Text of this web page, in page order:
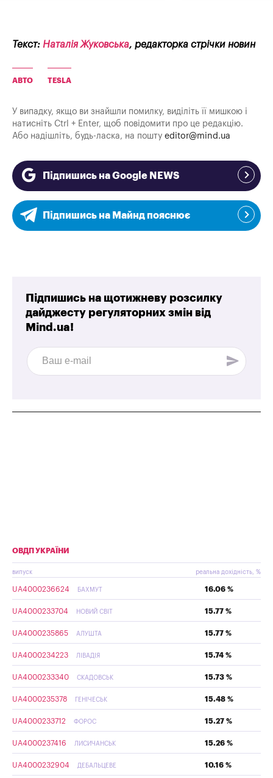
Текст: Наталія Жуковська, редакторка стрічки новин
АВТО TESLA
У випадку, якщо ви знайшли помилку, виділіть її мишкою і
натисніть Ctrl + Enter, щоб повідомити про це редакцію.
Або надішліть, будь-ласка, на пошту editor@mind.ua
Підпишись на Google NEWS
Підпишись на Майнд пояснює
Підпишись на щотижневу розсилку
дайджесту регуляторних змін від
Mind.ua!
ОВДП УКРАЇНИ
випуск реальна дохідність, %
UA4000236624 БАХМУТ 16.06 %
UA4000233704 НОВИЙ СВІТ 15.77 %
UA4000235865 АЛУШТА 15.77 %
UA4000234223 ЛІВАДІЯ 15.74 %
UA4000233340 СКАДОВСЬК 15.73 %
UA4000235378 ГЕНІЧЕСЬК 15.48 %
UA4000233712 ФОРОС 15.27 %
UA4000237416 ЛИСИЧАНСЬК 15.26 %
UA4000232904 ДЕБАЛЬЦЕВЕ 10.16 %